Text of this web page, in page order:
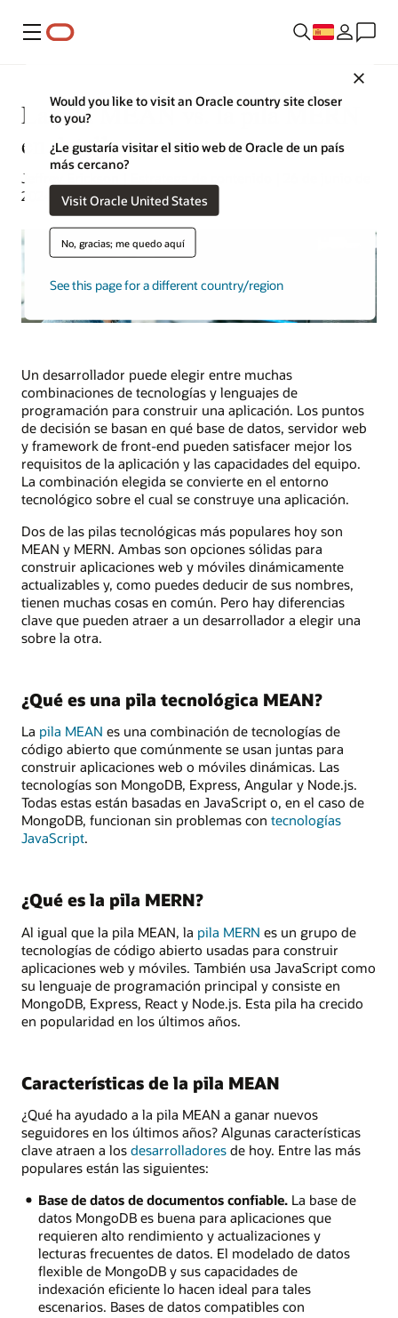
Menú
Would you like to visit an Oracle country site closer
to you?
¿Le gustaría visitar el sitio web de Oracle de un país
más cercano?
Visit Oracle United States
No, gracias; me quedo aquí
See this page for a different country/region
La pila MEAN vs. la pila MERN
en detalle
Jeffrey Erickson | Estratega de contenido | 26 de junio de
2024
Un desarrollador puede elegir entre muchas
combinaciones de tecnologías y lenguajes de
programación para construir una aplicación. Los puntos
de decisión se basan en qué base de datos, servidor web
y framework de front-end pueden satisfacer mejor los
requisitos de la aplicación y las capacidades del equipo.
La combinación elegida se convierte en el entorno
tecnológico sobre el cual se construye una aplicación.
Dos de las pilas tecnológicas más populares hoy son
MEAN y MERN. Ambas son opciones sólidas para
construir aplicaciones web y móviles dinámicamente
actualizables y, como puedes deducir de sus nombres,
tienen muchas cosas en común. Pero hay diferencias
clave que pueden atraer a un desarrollador a elegir una
sobre la otra.
¿Qué es una pila tecnológica MEAN?
La pila MEAN es una combinación de tecnologías de
código abierto que comúnmente se usan juntas para
construir aplicaciones web o móviles dinámicas. Las
tecnologías son MongoDB, Express, Angular y Node.js.
Todas estas están basadas en JavaScript o, en el caso de
MongoDB, funcionan sin problemas con tecnologías
JavaScript.
¿Qué es la pila MERN?
Al igual que la pila MEAN, la pila MERN es un grupo de
tecnologías de código abierto usadas para construir
aplicaciones web y móviles. También usa JavaScript como
su lenguaje de programación principal y consiste en
MongoDB, Express, React y Node.js. Esta pila ha crecido
en popularidad en los últimos años.
Características de la pila MEAN
¿Qué ha ayudado a la pila MEAN a ganar nuevos
seguidores en los últimos años? Algunas características
clave atraen a los desarrolladores de hoy. Entre las más
populares están las siguientes:
Base de datos de documentos confiable.La base de
datos MongoDB es buena para aplicaciones que
requieren alto rendimiento y actualizaciones y
lecturas frecuentes de datos. El modelado de datos
flexible de MongoDB y sus capacidades de
indexación eficiente lo hacen ideal para tales
escenarios. Bases de datos compatibles con